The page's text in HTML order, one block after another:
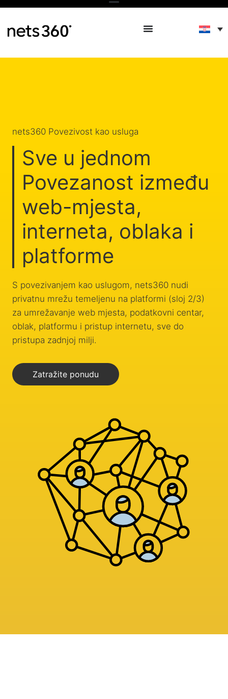
nets360 Povezivost kao usluga
Sve u jednom
Povezanost između
web-mjesta,
interneta, oblaka i
platforme
S povezivanjem kao uslugom, nets360 nudi
privatnu mrežu temeljenu na platformi (sloj 2/3)
za umrežavanje web mjesta, podatkovni centar,
oblak, platformu i pristup internetu, sve do
pristupa zadnjoj milji.
Zatražite ponudu